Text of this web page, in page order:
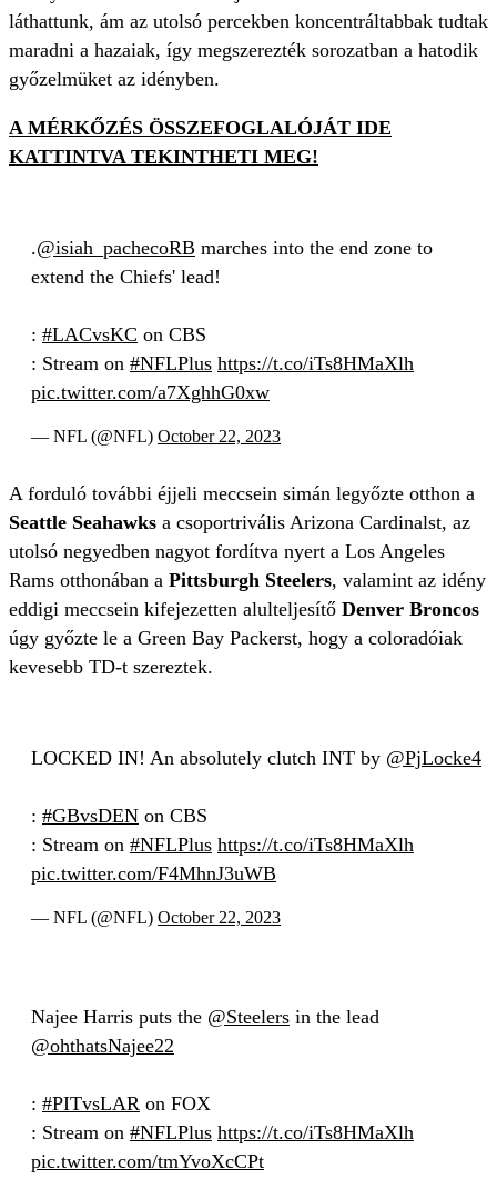
láthattunk, ám az utolsó percekben koncentráltabbak tudtak
maradni a hazaiak, így megszerezték sorozatban a hatodik
győzelmüket az idényben.
A MÉRKŐZÉS ÖSSZEFOGLALÓJÁT IDE
KATTINTVA TEKINTHETI MEG!
.@isiah_pachecoRB marches into the end zone to
extend the Chiefs' lead!
: #LACvsKC on CBS
: Stream on #NFLPlus https://t.co/iTs8HMaXlh
pic.twitter.com/a7XghhG0xw
— NFL (@NFL) October 22, 2023
A forduló további éjjeli meccsein simán legyőzte otthon a
Seattle Seahawks a csoportrivális Arizona Cardinalst, az
utolsó negyedben nagyot fordítva nyert a Los Angeles
Rams otthonában a Pittsburgh Steelers, valamint az idény
eddigi meccsein kifejezetten alulteljesítő Denver Broncos
úgy győzte le a Green Bay Packerst, hogy a coloradóiak
kevesebb TD-t szereztek.
LOCKED IN! An absolutely clutch INT by @PjLocke4
: #GBvsDEN on CBS
: Stream on #NFLPlus https://t.co/iTs8HMaXlh
pic.twitter.com/F4MhnJ3uWB
— NFL (@NFL) October 22, 2023
Najee Harris puts the @Steelers in the lead
@ohthatsNajee22
: #PITvsLAR on FOX
: Stream on #NFLPlus https://t.co/iTs8HMaXlh
pic.twitter.com/tmYvoXcCPt